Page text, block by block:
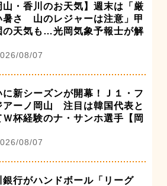
山・香川のお天気】週末は「厳
暑さ 山のレジャーは注意」甲
の天気も…光岡気象予報士が解
08/07
に新シーズンが開幕！Ｊ１・フ
アーノ岡山 注目は韓国代表と
Ｗ杯経験のナ・サンホ選手【岡
08/07
銀行がハンドボール「リーグ